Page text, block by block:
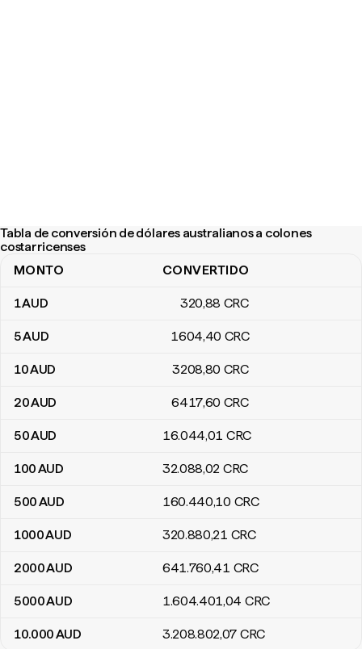
Tabla de conversión de dólares australianos a colones
costarricenses
Tabla de conversión de dólares australianos a colones
MONTO CONVERTIDO
1AUD 320,88 CRC
5AUD 1604,40 CRC
10AUD 3208,80 CRC
20AUD 6417,60 CRC
50AUD 16.044,01 CRC
100AUD 32.088,02 CRC
500AUD 160.440,10 CRC
1000AUD 320.880,21 CRC
2000AUD 641.760,41 CRC
5000AUD 1.604.401,04 CRC
10.000AUD 3.208.802,07 CRC